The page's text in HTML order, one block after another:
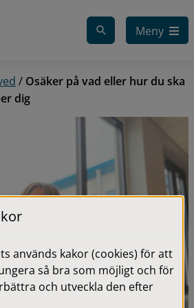
Meny
/ Osäker på vad eller hur du ska
dig
används kakor (cookies) för att
så bra som möjligt och för
och utveckla den efter